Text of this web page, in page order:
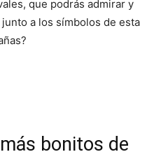
que podrás admirar y
a los símbolos de esta
bonitos de